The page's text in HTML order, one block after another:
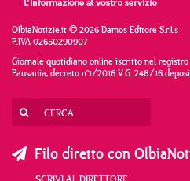
OlbiaNotizie.it © 2026 Damos Editore S.r.l.s
P.IVA 02650290907
Giornale quotidiano online iscritto nel
Pausania, decreto n°1/2016 V.G. 248/16
Filo diretto con